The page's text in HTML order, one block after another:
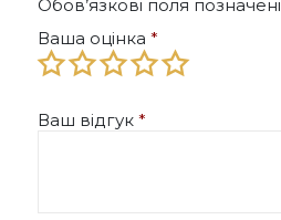
Обов’язкові поля позначені
Ваша оцінка *
Ваш відгук *